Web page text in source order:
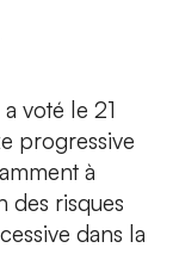
voté le 21
progressive
à
des risques
dans la